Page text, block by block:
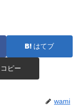
はてブ
コピー
wami